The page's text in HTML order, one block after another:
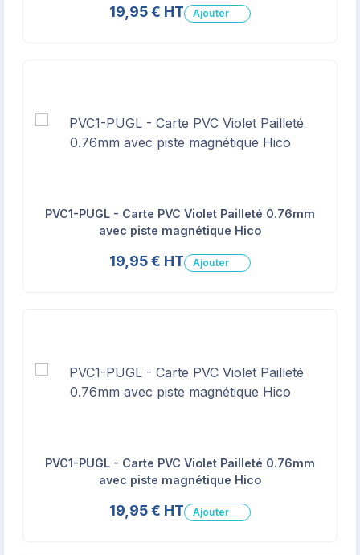
19,95 € HT Ajouter
PVC1-PUGL - Carte PVC Violet Pailleté 0.76mm
avec piste magnétique Hico
19,95 € HT Ajouter
PVC1-PUGL - Carte PVC Violet Pailleté 0.76mm
avec piste magnétique Hico
19,95 € HT Ajouter